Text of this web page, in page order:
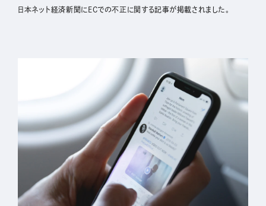
日本ネット経済新聞にECでの不正に関する記事が掲載されました。